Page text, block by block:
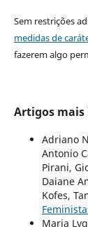
Sem restrições
medidas de
fazerem algo
Artigos mais
Adriano
Antonio
Pirani,
Daiane
Kofes,
Maria